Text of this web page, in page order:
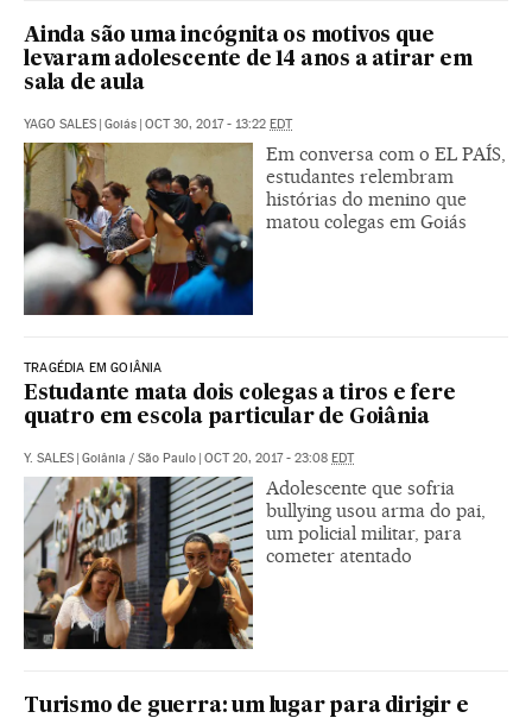
Ainda são uma incógnita os motivos que
levaram adolescente de 14 anos a atirar em
sala de aula
YAGO SALES | Goiás | OCT 30, 2017 - 13:22 EDT
Em conversa com o EL PAÍS,
estudantes relembram
histórias do menino que
matou colegas em Goiás
TRAGÉDIA EM GOIÂNIA
Estudante mata dois colegas a tiros e fere
quatro em escola particular de Goiânia
Y. SALES | Goiânia / São Paulo | OCT 20, 2017 - 23:08 EDT
Adolescente que sofria
bullying usou arma do pai,
um policial militar, para
cometer atentado
Turismo de guerra: um lugar para dirigir e